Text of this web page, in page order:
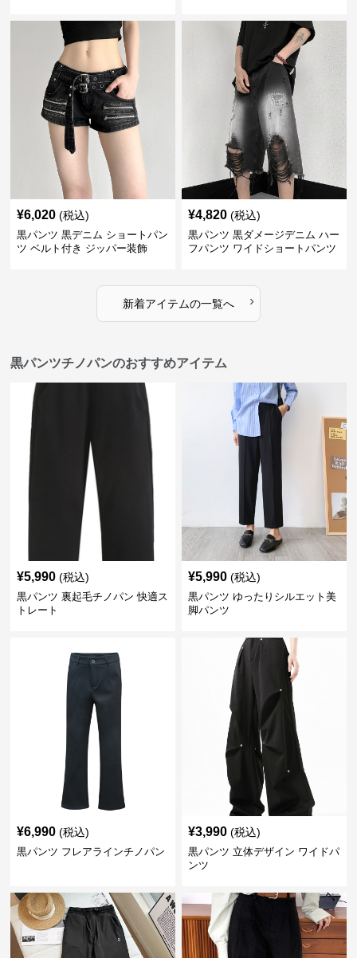
¥6,020 (税込)
黒パンツ 黒デニム ショートパン
ツ ベルト付き ジッパー装飾
¥4,820 (税込)
黒パンツ 黒ダメージデニム ハー
フパンツ ワイドショートパンツ
新着アイテムの一覧へ ›
黒パンツチノパンのおすすめアイテム
¥5,990 (税込)
黒パンツ 裏起毛チノパン 快適ス
トレート
¥5,990 (税込)
黒パンツ ゆったりシルエット美
脚パンツ
¥6,990 (税込)
黒パンツ フレアラインチノパン
¥3,990 (税込)
黒パンツ 立体デザイン ワイドパ
ンツ